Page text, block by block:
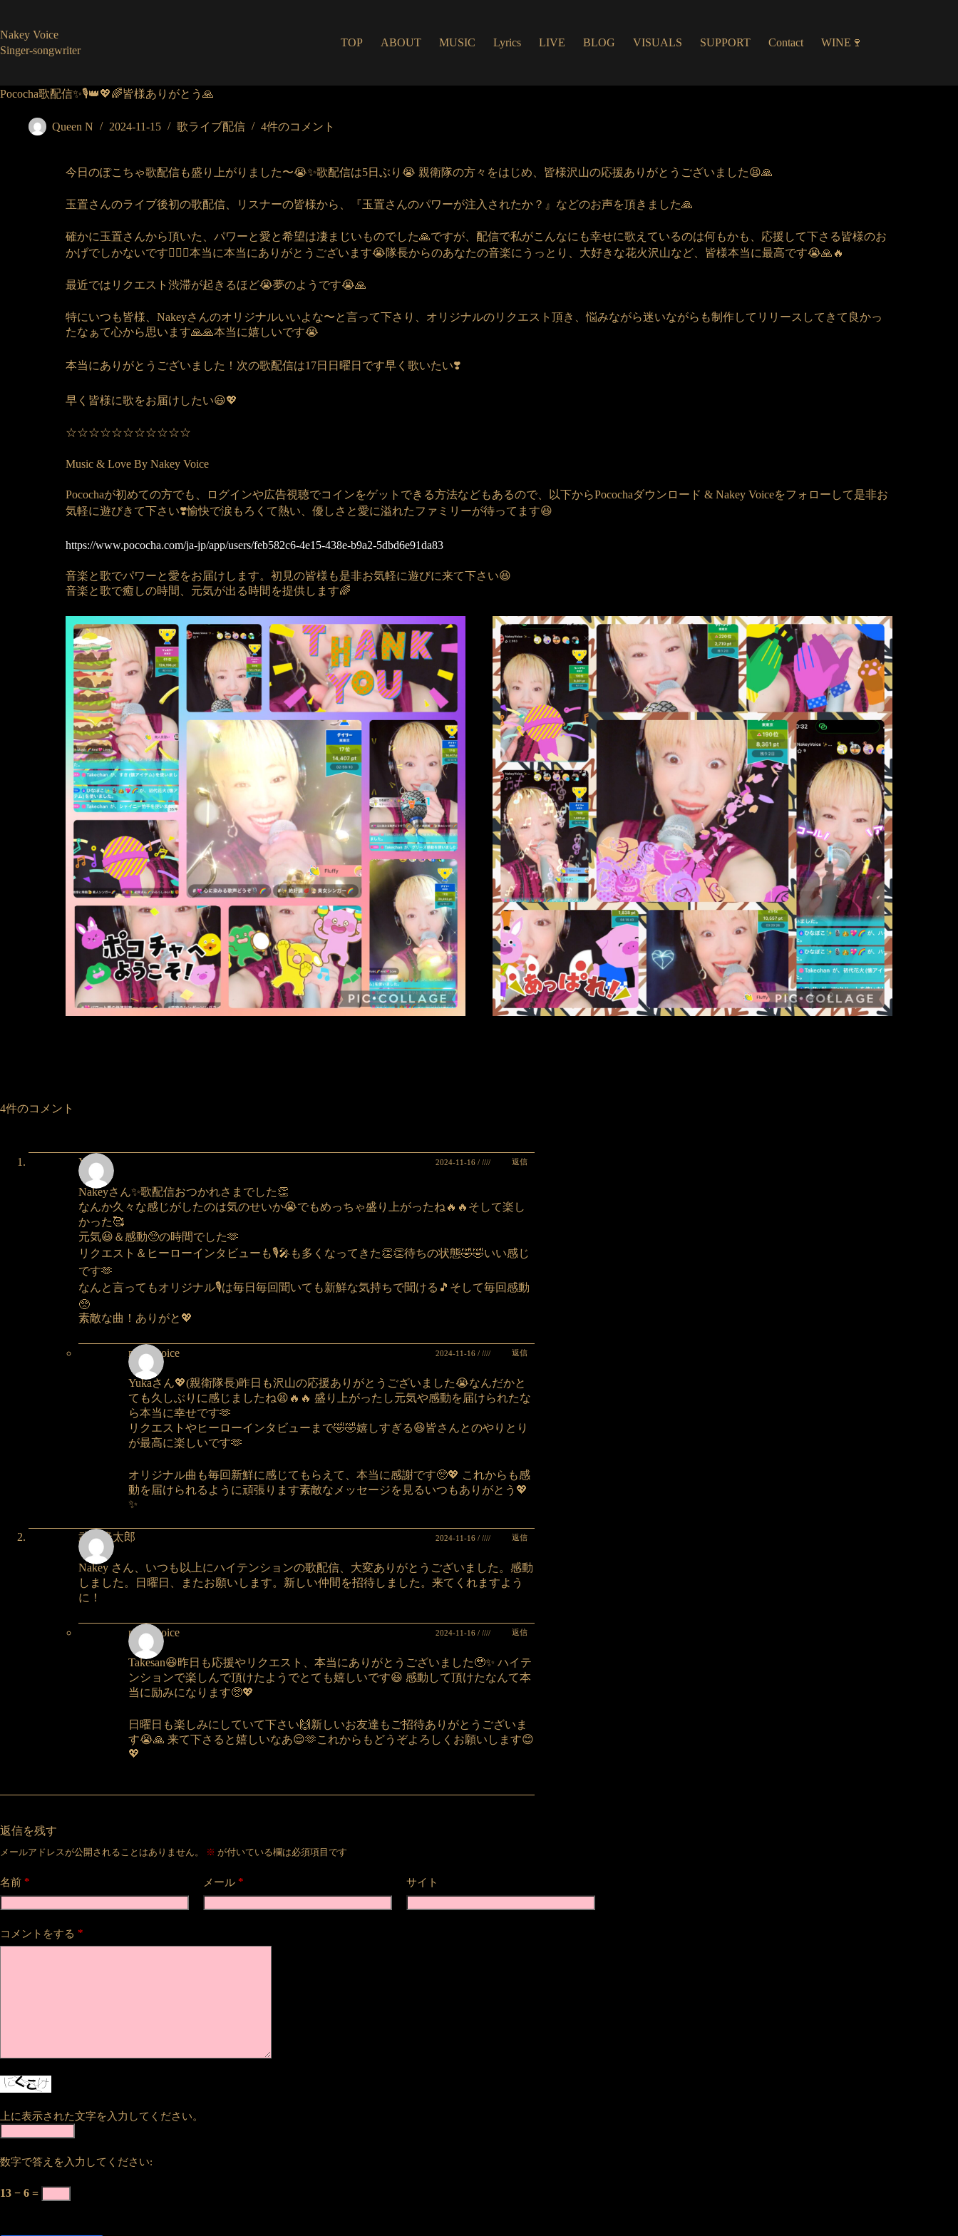
テ
ン
ス
Nakey Voice
Singer-songwriter
TOP ABOUT MUSIC Lyrics LIVE BLOG VISUALS SUPPORT Contact WINE🍷
Pococha歌配信✨🎙️👑💖🌈皆様ありがとう🙏
Queen N 2024-11-15 歌ライブ配信 4件のコメント
今日のぽこちゃ歌配信も盛り上がりました〜😭✨歌配信は5日ぶり😭 親衛隊の方々をはじめ、皆様沢山の応援ありがとうございました😫🙏
玉置さんのライブ後初の歌配信、リスナーの皆様から、『玉置さんのパワーが注入されたか？』などのお声を頂きました🙏
確かに玉置さんから頂いた、パワーと愛と希望は凄まじいものでした🙏ですが、配信で私がこんなにも幸せに歌えているのは何もかも、応援して下さる皆様のお
かげでしかないです🙇‍♀️✨本当に本当にありがとうございます😭隊長からのあなたの音楽にうっとり、大好きな花火沢山など、皆様本当に最高です😭🙏🔥
最近ではリクエスト渋滞が起きるほど😭夢のようです😭🙏
特にいつも皆様、Nakeyさんのオリジナルいいよな〜と言って下さり、オリジナルのリクエスト頂き、悩みながら迷いながらも制作してリリースしてきて良かっ
たなぁて心から思います🙏🙏本当に嬉しいです😭
本当にありがとうございました！次の歌配信は17日日曜日です早く歌いたい❣️
早く皆様に歌をお届けしたい😃💖
☆☆☆☆☆☆☆☆☆☆☆
Music & Love By Nakey Voice
Pocochaが初めての方でも、ログインや広告視聴でコインをゲットできる方法などもあるので、以下からPocochaダウンロード & Nakey Voiceをフォローして是非お
気軽に遊びきて下さい❣️愉快で涙もろくて熱い、優しさと愛に溢れたファミリーが待ってます😆
https://www.pococha.com/ja-jp/app/users/feb582c6-4e15-438e-b9a2-5dbd6e91da83
音楽と歌でパワーと愛をお届けします。初見の皆様も是非お気軽に遊びに来て下さい😆
音楽と歌で癒しの時間、元気が出る時間を提供します🌈
4件のコメント
Yuka 2024-11-16 / //// 返信
Nakeyさん✨歌配信おつかれさまでした👏
なんか久々な感じがしたのは気のせいか😭でもめっちゃ盛り上がったね🔥🔥そして楽し
かった🥰
元気😃＆感動🥺の時間でした🫶
リクエスト＆ヒーローインタビューも🎙️🎤も多くなってきた👏👏待ちの状態🤣🤣いい感じ
です🫶
なんと言ってもオリジナル🎙️は毎日毎回聞いても新鮮な気持ちで聞ける🎵そして毎回感動
🥺
素敵な曲！ありがと💖
nakeyvoice 2024-11-16 / //// 返信
Yukaさん💖(親衛隊長)昨日も沢山の応援ありがとうございました😭なんだかと
ても久しぶりに感じましたね😫🔥🔥 盛り上がったし元気や感動を届けられたな
ら本当に幸せです🫶
リクエストやヒーローインタビューまで🤣🤣嬉しすぎる😆皆さんとのやりとり
が最高に楽しいです🫶
オリジナル曲も毎回新鮮に感じてもらえて、本当に感謝です🥺💖 これからも感
動を届けられるように頑張ります素敵なメッセージを見るいつもありがとう💖
✨
武原隆太郎 2024-11-16 / //// 返信
Nakey さん、いつも以上にハイテンションの歌配信、大変ありがとうございました。感動
しました。日曜日、またお願いします。新しい仲間を招待しました。来てくれますよう
に！
nakeyvoice 2024-11-16 / //// 返信
Takesan😆昨日も応援やリクエスト、本当にありがとうございました🥹✨ ハイテ
ンションで楽しんで頂けたようでとても嬉しいです😆 感動して頂けたなんて本
当に励みになります🥺💖
日曜日も楽しみにしていて下さい🙌新しいお友達もご招待ありがとうございま
す😭🙏 来て下さると嬉しいなあ😌🫶これからもどうぞよろしくお願いします😊
💖
返信を残す
メールアドレスが公開されることはありません。 ※ が付いている欄は必須項目です
名前 * メール * サイト
コメントをする *
上に表示された文字を入力してください。
数字で答えを入力してください:
13 − 6 =